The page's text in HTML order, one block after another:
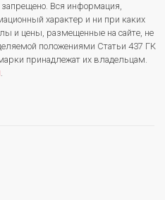
запрещено. Вся информация,
характер и ни при каких
и цены, размещенные на сайте, не
положениями Статьи 437 ГК
принадлежат их владельцам.
.